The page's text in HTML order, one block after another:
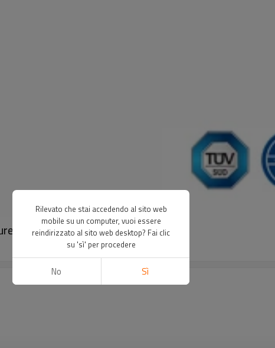
｜DADISICK
Rilevato che stai accedendo al sito web
mobile su un computer, vuoi essere
reindirizzato al sito web desktop? Fai clic
su 'sì' per procedere
No Sì